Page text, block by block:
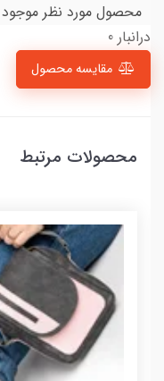
محصول مورد نظر
درانبار 0
مقایسه محصول
محصولات مرتبط